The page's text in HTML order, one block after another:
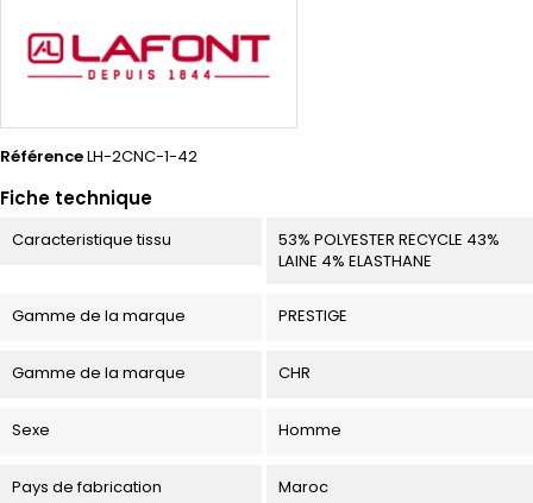
RéférenceLH-2CNC-1-42
Fiche technique
Caracteristique tissu
53% POLYESTER RECYCLE 43%
LAINE 4% ELASTHANE
Gamme de la marque PRESTIGE
Gamme de la marque CHR
Sexe Homme
Pays de fabrication Maroc